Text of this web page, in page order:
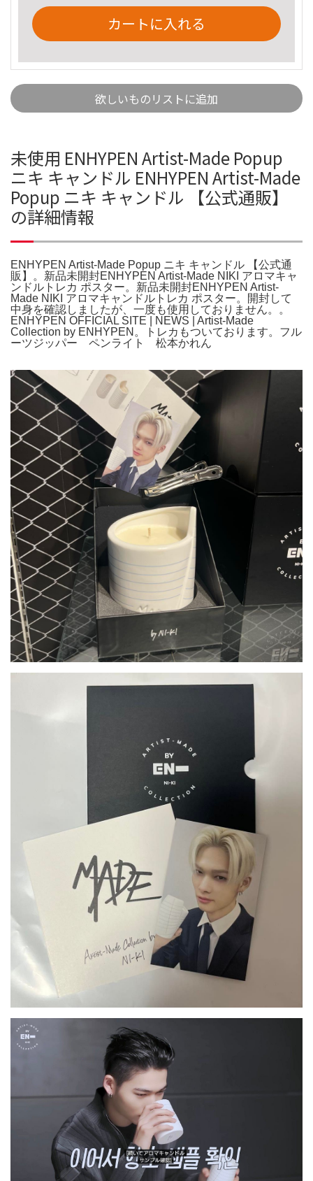
カートに入れる
欲しいものリストに追加
未使用 ENHYPEN Artist-Made Popup
ニキ キャンドル ENHYPEN Artist-Made
Popup ニキ キャンドル 【公式通販】
の詳細情報
ENHYPEN Artist-Made Popup ニキ キャンドル 【公式通
販】。新品未開封ENHYPEN Artist-Made NIKI アロマキャ
ンドルトレカ ポスター。新品未開封ENHYPEN Artist-
Made NIKI アロマキャンドルトレカ ポスター。開封して
中身を確認しましたが、一度も使用しておりません。。
ENHYPEN OFFICIAL SITE | NEWS | Artist-Made
Collection by ENHYPEN。トレカもついております。フル
ーツジッパー ペンライト 松本かれん